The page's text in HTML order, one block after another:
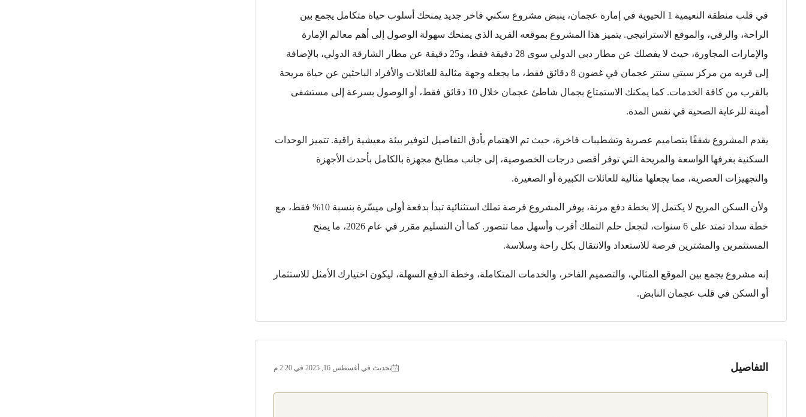
في قلب منطقة النعيمية 1 الحيوية في إمارة عجمان، ينبض مشروع سكني فاخر جديد يمنحك أسلوب حياة متكامل يجمع بين
الراحة، والرقي، والموقع الاستراتيجي. يتميز هذا المشروع بموقعه الفريد الذي يمنحك سهولة الوصول إلى أهم معالم الإمارة
والإمارات المجاورة، حيث لا يفصلك عن مطار دبي الدولي سوى 28 دقيقة فقط، و25 دقيقة عن مطار الشارقة الدولي، بالإضافة
إلى قربه من مركز سيتي سنتر عجمان في غضون 8 دقائق فقط، ما يجعله وجهة مثالية للعائلات والأفراد الباحثين عن حياة مريحة
بالقرب من كافة الخدمات. كما يمكنك الاستمتاع بجمال شاطئ عجمان خلال 10 دقائق فقط، أو الوصول بسرعة إلى مستشفى
أمينة للرعاية الصحية في نفس المدة.
يقدم المشروع شققًا بتصاميم عصرية وتشطيبات فاخرة، حيث تم الاهتمام بأدق التفاصيل لتوفير بيئة معيشية راقية. تتميز الوحدات
السكنية بغرفها الواسعة والمريحة التي توفر أقصى درجات الخصوصية، إلى جانب مطابخ مجهزة بالكامل بأحدث الأجهزة
والتجهيزات العصرية، مما يجعلها مثالية للعائلات الكبيرة أو الصغيرة.
ولأن السكن المريح لا يكتمل إلا بخطة دفع مرنة، يوفر المشروع فرصة تملك استثنائية تبدأ بدفعة أولى ميسّرة بنسبة 10% فقط، مع
خطة سداد تمتد على 6 سنوات، لتجعل حلم التملك أقرب وأسهل مما تتصور. كما أن التسليم مقرر في عام 2026، ما يمنح
المستثمرين والمشترين فرصة للاستعداد والانتقال بكل راحة وسلاسة.
إنه مشروع يجمع بين الموقع المثالي، والتصميم الفاخر، والخدمات المتكاملة، وخطة الدفع السهلة، ليكون اختيارك الأمثل للاستثمار
أو السكن في قلب عجمان النابض.
التفاصيل تحديث في أغسطس 16, 2025 في 2:20 م